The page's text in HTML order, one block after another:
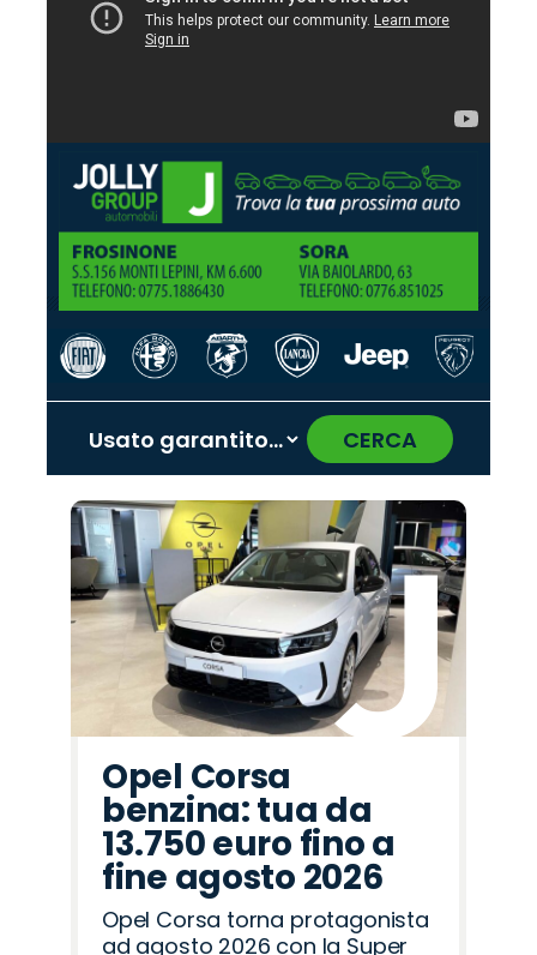
CERCA
Promo
Hyundai
Promo
Omoda
Promo
Cupra
Promo
Land
Rover
Promo
Jeep
Promo
Fiat
Promo
Alfa
Romeo
Promo
Opel
Promo
Seat
Promo
Peugeot
Promo
Mazda
Promo
Citroën
Promo
Lancia
Promo
Jaecoo
Promo
Abarth
‹ ›
Opel Corsa
benzina: tua da
13.750 euro fino a
fine agosto 2026
Opel Corsa torna protagonista
ad agosto 2026 con la Super